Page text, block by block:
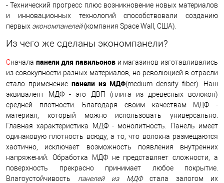
- Технический прогресс плюс возникновение новых материалов
и инновационных технологий способствовали созданию
первых экономпанелей(компания Space Wall, США).
Из чего же сделаны экономпанели?
Сначала панели для павильонов и магазинов изготавливались
из совокупности разных материалов, но революцией в отрасли
стало применение панели из МДФ(medium density fiber). Наш
эквивалент МДФ - это ДВП (плита из древесных волокон)
средней плотности. Благодаря своим качествам МДФ -
материал, который можно использовать универсально.
Главная характеристика МДФ - монолитность. Панель имеет
одинаковую плотность всюду, а то, что волокна размещаются
хаотично, исключает возможность появления внутренних
напряжений. Обработка МДФ не представляет сложности, а
поверхность прекрасно принимает любое покрытие.
Влагоустойчивость панелей из МДФстала залогом их